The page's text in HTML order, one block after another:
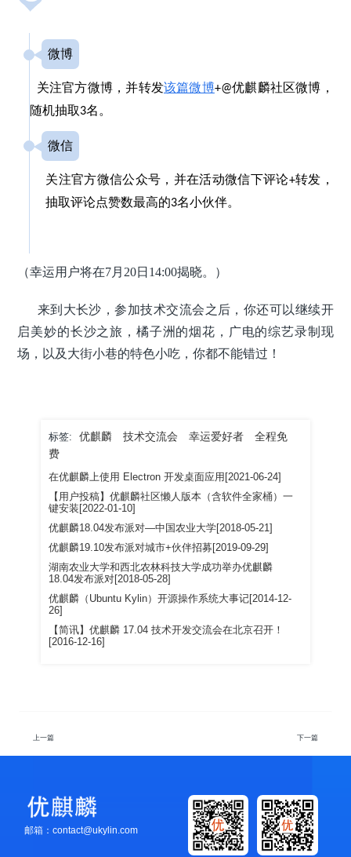
微博
关注官方微博，并转发该篇微博+@优麒麟社区微博，
随机抽取3名。
微信
关注官方微信公众号，并在活动微信下评论+转发，
抽取评论点赞数最高的3名小伙伴。
（幸运用户将在7月20日14:00揭晓。）
来到大长沙，参加技术交流会之后，你还可以继续开
启美妙的长沙之旅，橘子洲的烟花，广电的综艺录制现
场，以及大街小巷的特色小吃，你都不能错过！
标签: 优麒麟 技术交流会 幸运爱好者
全程免
费
在优麒麟上使用 Electron 开发桌面应用[2021-06-24]
【用户投稿】优麒麟社区懒人版本（含软件全家桶）一
键安装[2022-01-10]
优麒麟18.04发布派对—中国农业大学[2018-05-21]
优麒麟19.10发布派对城市+伙伴招募[2019-09-29]
湖南农业大学和西北农林科技大学成功举办优麒麟
18.04发布派对[2018-05-28]
优麒麟（Ubuntu Kylin）开源操作系统大事记[2014-12-
26]
【简讯】优麒麟 17.04 技术开发交流会在北京召开！
[2016-12-16]
上一篇 下一篇
邮箱：contact@ukylin.com